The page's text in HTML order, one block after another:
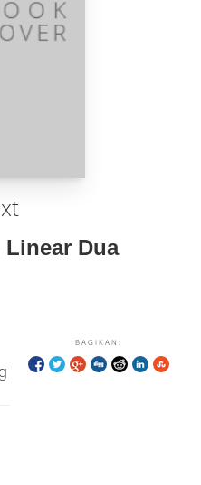
Linear Dua
BAGIKAN: